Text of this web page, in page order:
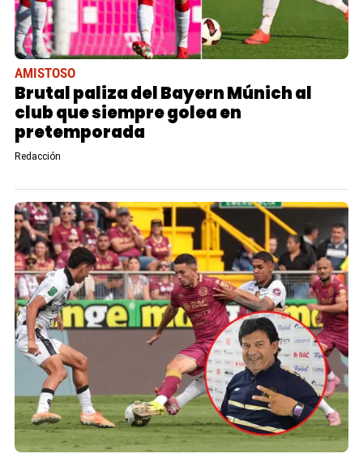
AMISTOSO
Brutal paliza del Bayern Múnich al
club que siempre golea en
pretemporada
Redacción